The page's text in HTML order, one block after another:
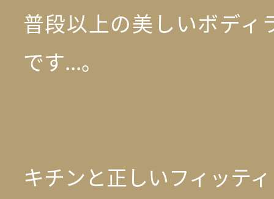
普段以上の美しいボディ
です...。
キチンと正しいフィッテ